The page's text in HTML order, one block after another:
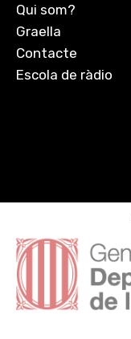
Qui som?
Graella
Contacte
Escola de ràdio